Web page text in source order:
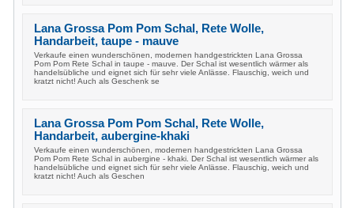
Lana Grossa Pom Pom Schal, Rete Wolle,
Handarbeit, taupe - mauve
Verkaufe einen wunderschönen, modernen handgestrickten Lana Grossa
Pom Pom Rete Schal in taupe - mauve. Der Schal ist wesentlich wärmer als
handelsübliche und eignet sich für sehr viele Anlässe. Flauschig, weich und
kratzt nicht! Auch als Geschenk se
Lana Grossa Pom Pom Schal, Rete Wolle,
Handarbeit, aubergine-khaki
Verkaufe einen wunderschönen, modernen handgestrickten Lana Grossa
Pom Pom Rete Schal in aubergine - khaki. Der Schal ist wesentlich wärmer als
handelsübliche und eignet sich für sehr viele Anlässe. Flauschig, weich und
kratzt nicht! Auch als Geschen